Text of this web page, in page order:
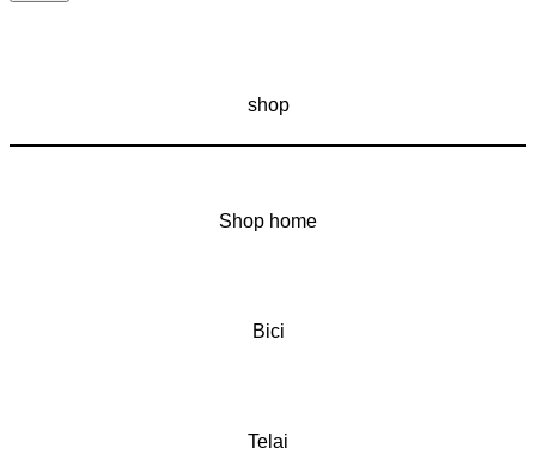
shop
Shop home
Bici
Telai